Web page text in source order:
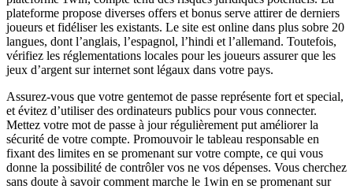
plateforme propose diverses offers et bonus serve attirer de derniers
joueurs et fidéliser les existants. Le site est online dans plus sobre 20
langues, dont l’anglais, l’espagnol, l’hindi et l’allemand. Toutefois,
vérifiez les réglementations locales pour les joueurs assurer que les
jeux d’argent sur internet sont légaux dans votre pays.
Assurez-vous que votre gentemot de passe représente fort et special,
et évitez d’utiliser des ordinateurs publics pour vous connecter.
Mettez votre mot de passe à jour régulièrement put améliorer la
sécurité de votre compte. Promouvoir le tableau responsable en
fixant des limites en se promenant sur votre compte, ce qui vous
donne la possibilité de contrôler vos ne vos dépenses. Vous cherchez
sans doute à savoir comment marche le 1win en se promenant sur